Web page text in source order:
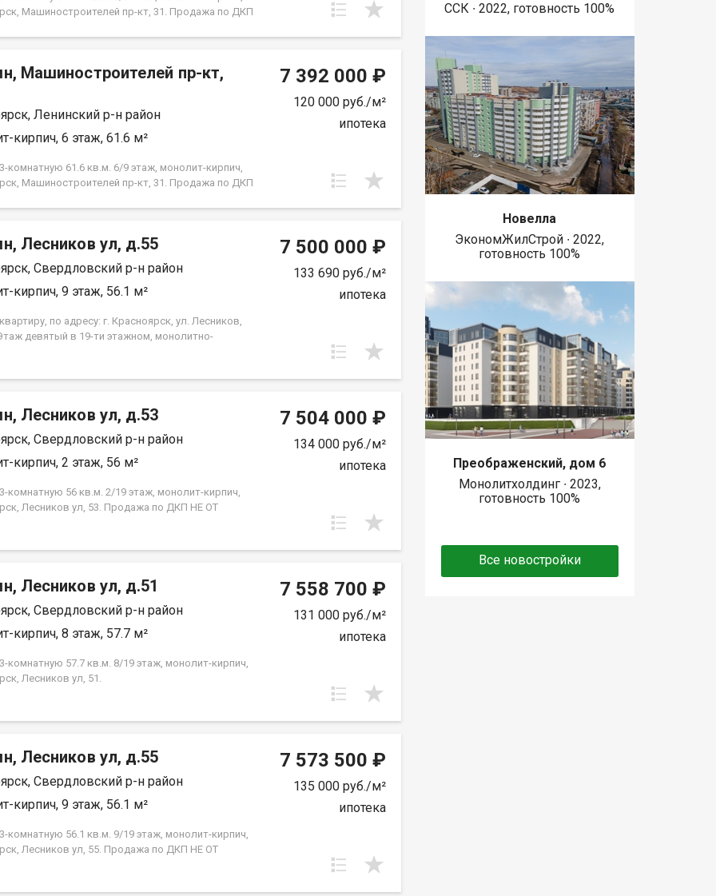
Машиностроителей пр-кт, 31. Продажа по ДКП
Машиностроителей пр-кт,
Ленинский р-н район
кирпич, 6 этаж, 61.6 м²
комнатную 61.6 кв.м. 6/9 этаж, монолит-кирпич,
Машиностроителей пр-кт, 31. Продажа по ДКП
7 392 000 ₽
120 000 руб./м²
ипотека
Лесников ул, д.55
Свердловский р-н район
кирпич, 9 этаж, 56.1 м²
по адресу: г. Красноярск, ул. Лесников,
девятый в 19-ти этажном, монолитно-
Экологически благоприятный район с
доступность до других районов
знаковых мест отдыха, досуга и
- заповедник «Столбы», Фанпарк «Бобровый
флоры и фауны «Роев ручей». Благоустроенная
протяженностью 1450 метров вдоль реки
500 метров вдоль реки Базаиха с
спусками к воде и остановкой речного
современные лифты. Наземные
7 500 000 ₽
133 690 руб./м²
ипотека
Лесников ул, д.53
Свердловский р-н район
кирпич, 2 этаж, 56 м²
комнатную 56 кв.м. 2/19 этаж, монолит-кирпич,
Лесников ул, 53. Продажа по ДКП НЕ ОТ
7 504 000 ₽
134 000 руб./м²
ипотека
Лесников ул, д.51
Свердловский р-н район
кирпич, 8 этаж, 57.7 м²
комнатную 57.7 кв.м. 8/19 этаж, монолит-кирпич,
Лесников ул, 51.
7 558 700 ₽
131 000 руб./м²
ипотека
Лесников ул, д.55
Свердловский р-н район
кирпич, 9 этаж, 56.1 м²
комнатную 56.1 кв.м. 9/19 этаж, монолит-кирпич,
Лесников ул, 55. Продажа по ДКП НЕ ОТ
7 573 500 ₽
135 000 руб./м²
ипотека
ССК ∙ 2022, готовность 100%
Новелла
ЭкономЖилСтрой ∙ 2022,
готовность 100%
Преображенский, дом 6
Монолитхолдинг ∙ 2023,
готовность 100%
Все новостройки